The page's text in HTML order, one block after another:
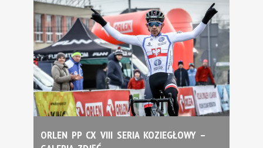
ORLEN PP CX VIII SERIA KOZIEGŁOWY –